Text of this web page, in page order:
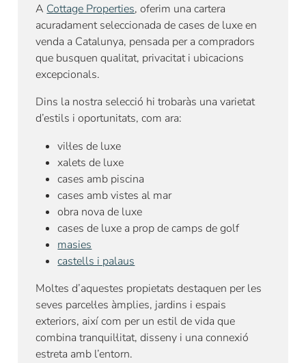
A Cottage Properties, oferim una cartera
acuradament seleccionada de cases de luxe en
venda a Catalunya, pensada per a compradors
que busquen qualitat, privacitat i ubicacions
excepcionals.
Dins la nostra selecció hi trobaràs una varietat
d’estils i oportunitats, com ara:
vil·les de luxe
xalets de luxe
cases amb piscina
cases amb vistes al mar
obra nova de luxe
cases de luxe a prop de camps de golf
masies
castells i palaus
Moltes d’aquestes propietats destaquen per les
seves parcel·les àmplies, jardins i espais
exteriors, així com per un estil de vida que
combina tranquil·litat, disseny i una connexió
estreta amb l’entorn.